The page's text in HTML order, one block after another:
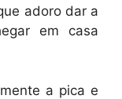
adoro dar a
em casa
a pica e